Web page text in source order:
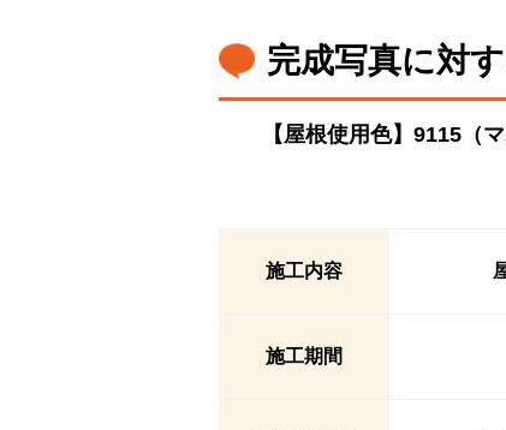
完成写真に対
【屋根使用色】9115（
施工内容
施工期間